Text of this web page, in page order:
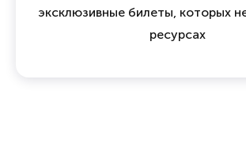
эксклюзивные билеты, которых
ресурсах